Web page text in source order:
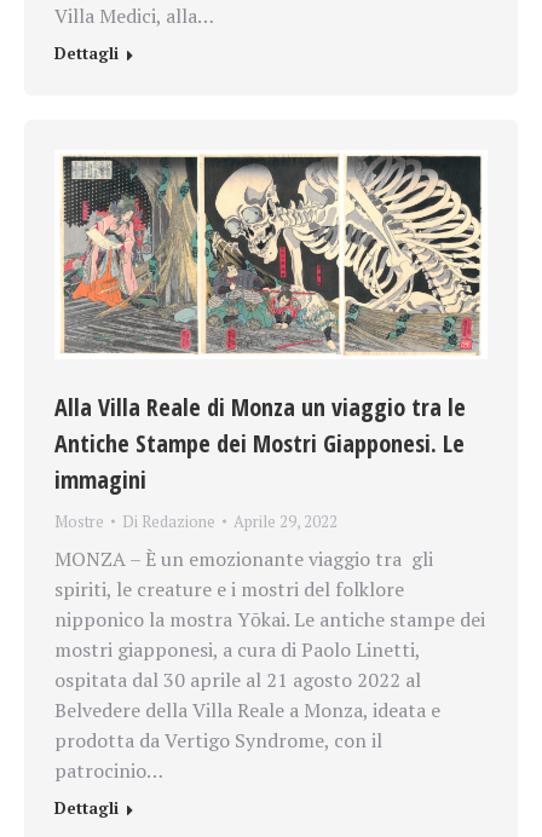
Villa Medici, alla…
Dettagli
Alla Villa Reale di Monza un viaggio tra le
Antiche Stampe dei Mostri Giapponesi. Le
immagini
Mostre Di Redazione Aprile 29, 2022
MONZA – È un emozionante viaggio tra gli
spiriti, le creature e i mostri del folklore
nipponico la mostra Yōkai. Le antiche stampe dei
mostri giapponesi, a cura di Paolo Linetti,
ospitata dal 30 aprile al 21 agosto 2022 al
Belvedere della Villa Reale a Monza, ideata e
prodotta da Vertigo Syndrome, con il
patrocinio…
Dettagli